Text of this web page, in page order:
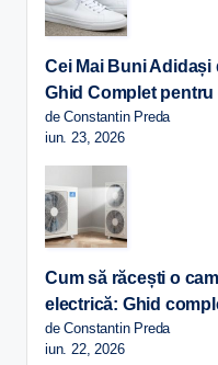
Cei Mai Buni Adidași
Ghid Complet
de Constantin Preda
iun. 23, 2026
Cum să răcești o
electrică: Ghid
de Constantin Preda
iun. 22, 2026